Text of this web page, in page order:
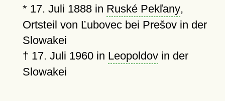
* 17. Juli 1888in Ruské Pekľany,
Ortsteil von Ľubovec bei Prešov in der
Slowakei
† 17. Juli 1960in Leopoldovin der
Slowakei